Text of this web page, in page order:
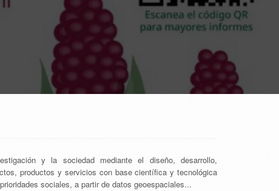
y la sociedad mediante el diseño, desarrollo,
productos y servicios con base científica y tecnológica
sociales, a partir de datos geoespaciales...